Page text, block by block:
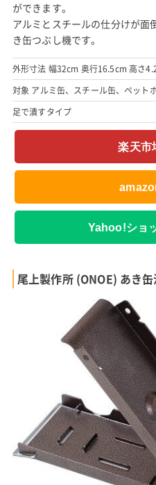
ができます。
アルミとスチールの仕分けが面
き缶つぶし機です。
外形寸法 幅32cm 奥行16.5cm 高さ
対象 アルミ缶、スチール缶、ペット
足で潰すタイプ
楽天市
Yahoo!ショ
尾上製作所 (ONOE) あき